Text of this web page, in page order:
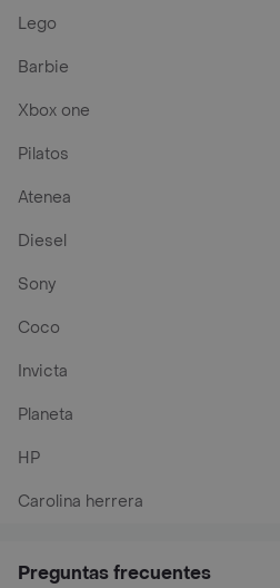
Lego
Barbie
Xbox one
Pilatos
Atenea
Diesel
Sony
Coco
Invicta
Planeta
HP
Carolina herrera
Preguntas frecuentes